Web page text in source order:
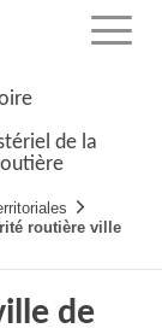
Menu
de la
routière ville
de